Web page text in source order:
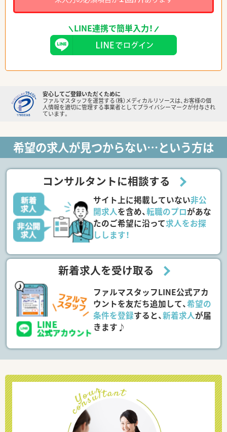
LINE連携で簡単入力！
安心してご登録いただくために
ファルマスタッフを運営する（株）メディカルリソースは、お客様の個
人情報を適切に管理する事業者としてプライバシーマークが付与され
ています。
希望の求人が見つからない…という方は
コンサルタントに相談する
サイト上に掲載していない非公
開求人を含め、転職のプロがあな
たのご希望に沿って求人をお探
しします！
新着求人を受け取る
ファルマスタッフLINE公式アカ
ウントを友だち追加して、希望の
条件を登録すると、新着求人が届
きます♪